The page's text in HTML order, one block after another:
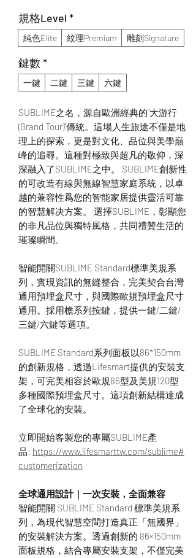
規格Level *
純色Elite 紋理Premium 雕刻Signature
鍵數 *
一鍵 二鍵 三鍵 六鍵
SUBLIME之名，源自歐洲經典的"大游行
(Grand Tour)"傳統。這場人生旅途不僅是地
理上的探索，更是對文化、品位與美學巔
峰的追尋。這種對極致與超凡的敬仰，深
深融入了SUBLIME之中。 SUBLIME創新性
的可改造有線與無線智慧家庭系統，以卓
越的兼容性爲您的智能家居提供靈活可靠
的智慧解决方案。 選擇SUBLIME，彰顯您
的非凡品位與獨特風格，共同禮贊生活的
璀璨瞬間。
智能開關SUBLIME Standard標準美規系
列，實現資訊的無縫整合，完美契合台灣
通用預埋盒尺寸，與國際歐規預埋盒尺寸
通用。採用檐系列按鍵，提供一鍵/二鍵/
三鍵/六鍵等選項。
SUBLIME Standard系列面板以86*150mm
的創新規格，透過Lifesmart提供的安裝支
架，可完美相容於歐規86型及美規120型
多種國際預埋盒尺寸。這項創新結構達成
了全球化的安裝。
立即開始客製您的專屬SUBLIME產
品: https://www.lifesmarttw.com/sublime#
customerization
全球通用設計｜一次安裝，全面兼容
智能開關 SUBLIME Standard 標準美規系
列，為現代智慧空間打造真正「無國界」
的安裝解決方案。透過創新的 86×150mm
面板規格，結合專屬安裝支架，不僅完美